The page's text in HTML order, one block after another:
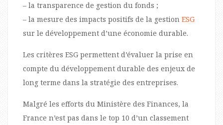
– la transparence de gestion du fonds ;
– la mesure des impacts positifs de la gestion ESG
sur le développement d’une économie durable.
Les critères ESG permettent d’évaluer la prise en
compte du développement durable des enjeux de
long terme dans la stratégie des entreprises.
Malgré les efforts du Ministère des Finances, la
France n’est pas dans le top 10 d’un classement